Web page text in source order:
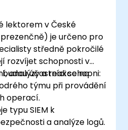
i procesu
lektorem v České
je určeno pro
středně pokročilé
rozvíjet schopnosti v
analýzy a reakce na
účastníci schopni:
týmu při provádění
operací.
typu SIEM k
a analýze logů.